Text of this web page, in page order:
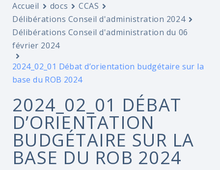
Accueil docs
CCAS
Délibérations Conseil d'administration 2024
Délibérations Conseil d'administration du 06
février 2024
2024_02_01 Débat d’orientation budgétaire sur la
base du ROB 2024
2024_02_01 DÉBAT
D’ORIENTATION
BUDGÉTAIRE SUR LA
BASE DU ROB 2024